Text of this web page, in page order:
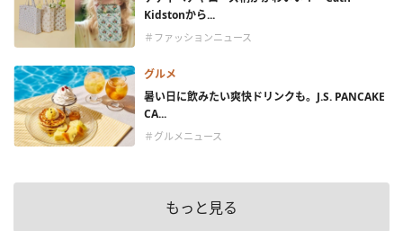
Kidstonから...
＃ファッションニュース
グルメ
暑い日に飲みたい爽快ドリンクも。J.S. PANCAKE
CA...
＃グルメニュース
もっと見る